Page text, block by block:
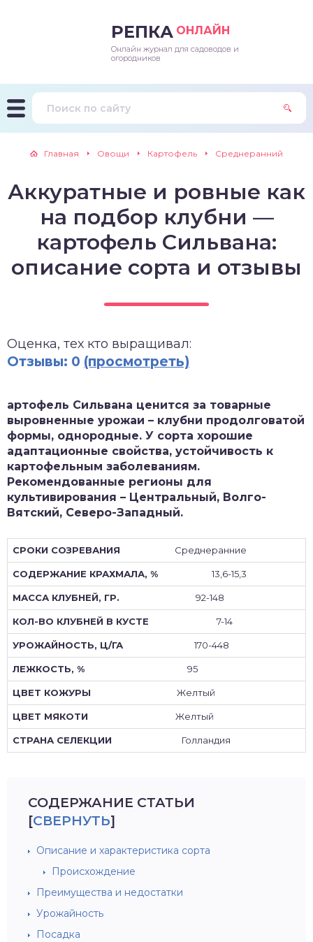
РЕПКА ОНЛАЙН
Онлайн журнал для садоводов и
огородников
Главная Овощи Картофель Среднеранний
Аккуратные и ровные как
на подбор клубни —
картофель Сильвана:
описание сорта и отзывы
Оценка, тех кто выращивал:
Отзывы: 0 (просмотреть)
артофель Сильвана ценится за товарные
выровненные урожаи – клубни продолговатой
формы, однородные. У сорта хорошие
адаптационные свойства, устойчивость к
картофельным заболеваниям.
Рекомендованные регионы для
культивирования – Центральный, Волго-
Вятский, Северо-Западный.
Среднеранние
13,6-15,3
92-148
7-14
170-448
95
Желтый
Желтый
Голландия
СОДЕРЖАНИЕ СТАТЬИ
[СВЕРНУТЬ]
Описание и характеристика сорта
Происхождение
Преимущества и недостатки
Урожайность
Посадка
и подкормки